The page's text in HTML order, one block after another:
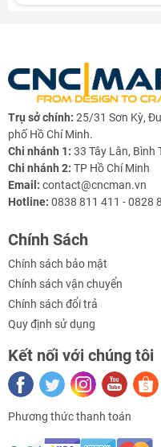
Gia công thử
1. Thông tin chính
Mục
Model
Kiểu máy
(XYZ)
Kích thước bàn làm
việc
Vật liệu khung
Khối lượng máy
Độ chính xác lặp lại
Thanh trượt dẫn
Trụ sở chính: 25/31 Sơn Kỳ,
phố Hồ Chí Minh.
Chi nhánh 1: 33 Tây Lân, Bình
Chi nhánh 2: TP Hồ Chí Minh
Email: contact@cncman.vn
Hotline: 0838 811 411 - 0828
Chính Sách
Chính sách bảo mật
Chính sách vận chuyển
Chính sách đổi trả
Quy định sử dụng
Kết nối với chúng tôi
Phương thức thanh toán